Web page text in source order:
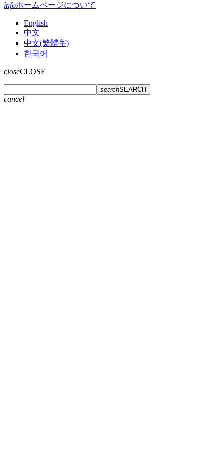
infoホームページについて
English
中文
中文(繁體字)
한국어
closeCLOSE
searchSEARCH
cancel